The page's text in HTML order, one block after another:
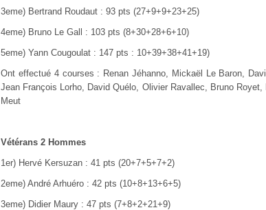
3eme) Bertrand Roudaut : 93 pts (27+9+9+23+25)
4eme) Bruno Le Gall : 103 pts (8+30+28+6+10)
5eme) Yann Cougoulat : 147 pts : 10+39+38+41+19)
Ont effectué 4 courses : Renan Jéhanno, Mickaël Le Baron,
Jean François Lorho, David Quélo, Olivier Ravallec, Bruno
Meut
Vétérans 2 Hommes
1er) Hervé Kersuzan : 41 pts (20+7+5+7+2)
2eme) André Arhuéro : 42 pts (10+8+13+6+5)
3eme) Didier Maury : 47 pts (7+8+2+21+9)